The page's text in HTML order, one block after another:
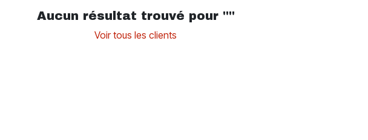
Aucun résultat trouvé pour ""
Voir tous les clients